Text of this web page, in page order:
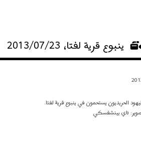
ينبوع قرية لفتا، 2013/07/23
الحريديون يستحمون في ينبوع قرية لفتا.
تاي بينشفسكي